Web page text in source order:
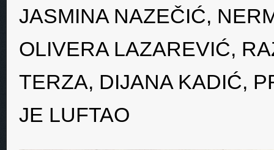
JASMINA NAZEČIĆ,
OLIVERA LAZAREVIĆ,
TERZA, DIJANA KADIĆ,
JE LUFTAO